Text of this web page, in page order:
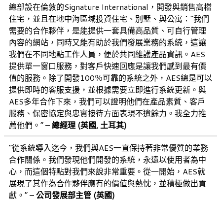
總部設在倫敦的Signature International，開發與銷售高檔
住宅，並且在地中海區域投資住宅、別墅、與公寓：”我們
需要的合作夥伴，是能提供一套具備高品質、可自行管理
內容的網站，同時又能有助於我們發展業務的系統，這讓
我們在不同地點工作人員，便於共同維護產品資訊。AES
提供單一窗口服務，對客戶快速回應是讓我們感到最有價
值的服務。除了開發100％可靠的系統之外，AES總是可以
提供即時的客服支援，並根據需要立即進行系統更新。與
AES多年合作下來，我們可以證明他們在產品素質、客戶
服務、保密協定與忠實接待方面表現不遺餘力。我全力推
薦他們。” –總經理 (英國, 土耳其)
“從系統導入迄今，我們與AES一直保持著非常優質的業務
合作關係。我們發現他們開發的系統，永遠以使用者為中
心，而這個特點對我們來說非常重要。從一開始，AES就
展現了其作為合作夥伴應有的價值與熱忱，並積極做出貢
獻。” –公司發展部主管 (英國)